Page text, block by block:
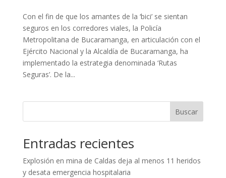
Con el fin de que los amantes de la ‘bici’ se sientan
seguros en los corredores viales, la Policía
Metropolitana de Bucaramanga, en articulación con el
Ejército Nacional y la Alcaldía de Bucaramanga, ha
implementado la estrategia denominada ‘Rutas
Seguras’. De la...
Buscar
Entradas recientes
Explosión en mina de Caldas deja al menos 11 heridos
y desata emergencia hospitalaria